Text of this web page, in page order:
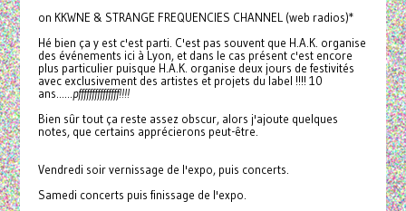
on KKWNE & STRANGE FREQUENCIES CHANNEL (web radios)*
Hé bien ça y est c'est parti. C'est pas souvent que H.A.K. organise
des événements ici à Lyon, et dans le cas présent c'est encore
plus particulier puisque H.A.K. organise deux jours de festivités
avec exclusivement des artistes et projets du label !!!! 10
ans...... pfffffffffffffff!!!!
Bien sûr tout ça reste assez obscur, alors j'ajoute quelques
notes, que certains apprécierons peut-être.
Vendredi soir vernissage de l'expo, puis concerts.
Samedi concerts puis finissage de l'expo.